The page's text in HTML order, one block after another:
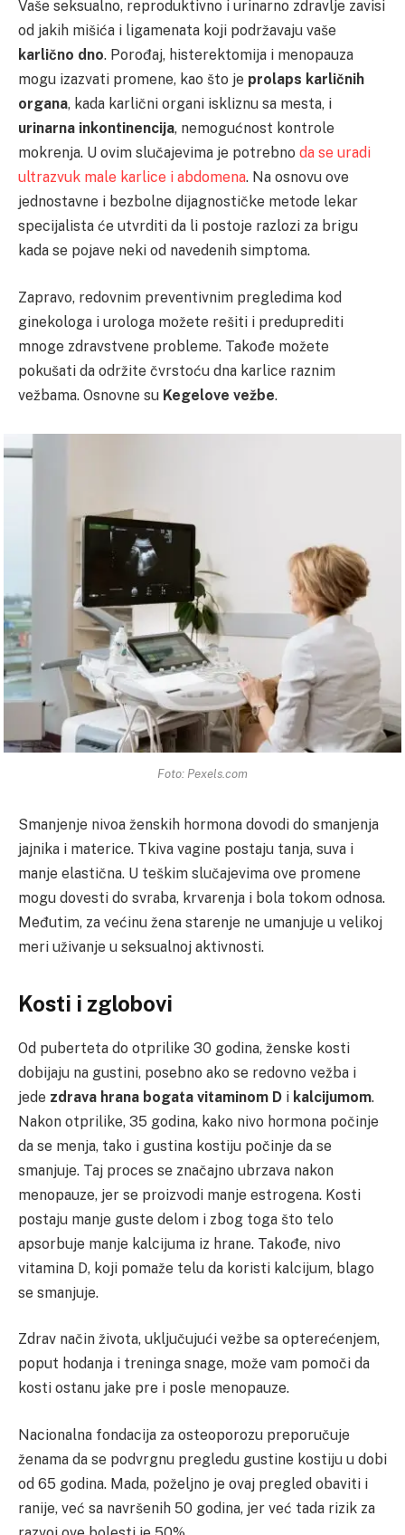
Vaše seksualno, reproduktivno i urinarno zdravlje zavisi
od jakih mišića i ligamenata koji podržavaju vaše
karlično dno. Porođaj, histerektomija i menopauza
mogu izazvati promene, kao što je prolaps karličnih
organa, kada karlični organi iskliznu sa mesta, i
urinarna inkontinencija, nemogućnost kontrole
mokrenja. U ovim slučajevima je potrebno da se uradi
ultrazvuk male karlice i abdomena. Na osnovu ove
jednostavne i bezbolne dijagnostičke metode lekar
specijalista će utvrditi da li postoje razlozi za brigu
kada se pojave neki od navedenih simptoma.
Zapravo, redovnim preventivnim pregledima kod
ginekologa i urologa možete rešiti i preduprediti
mnoge zdravstvene probleme. Takođe možete
pokušati da održite čvrstoću dna karlice raznim
vežbama. Osnovne su Kegelove vežbe.
Foto: Pexels.com
Smanjenje nivoa ženskih hormona dovodi do smanjenja
jajnika i materice. Tkiva vagine postaju tanja, suva i
manje elastična. U teškim slučajevima ove promene
mogu dovesti do svraba, krvarenja i bola tokom odnosa.
Međutim, za većinu žena starenje ne umanjuje u velikoj
meri uživanje u seksualnoj aktivnosti.
Kosti i zglobovi
Od puberteta do otprilike 30 godina, ženske kosti
dobijaju na gustini, posebno ako se redovno vežba i
jede zdrava hrana bogata vitaminom D i kalcijumom.
Nakon otprilike, 35 godina, kako nivo hormona počinje
da se menja, tako i gustina kostiju počinje da se
smanjuje. Taj proces se značajno ubrzava nakon
menopauze, jer se proizvodi manje estrogena. Kosti
postaju manje guste delom i zbog toga što telo
apsorbuje manje kalcijuma iz hrane. Takođe, nivo
vitamina D, koji pomaže telu da koristi kalcijum, blago
se smanjuje.
Zdrav način života, uključujući vežbe sa opterećenjem,
poput hodanja i treninga snage, može vam pomoči da
kosti ostanu jake pre i posle menopauze.
Nacionalna fondacija za osteoporozu preporučuje
ženama da se podvrgnu pregledu gustine kostiju u dobi
od 65 godina. Mada, poželjno je ovaj pregled obaviti i
ranije, već sa navršenih 50 godina, jer već tada rizik za